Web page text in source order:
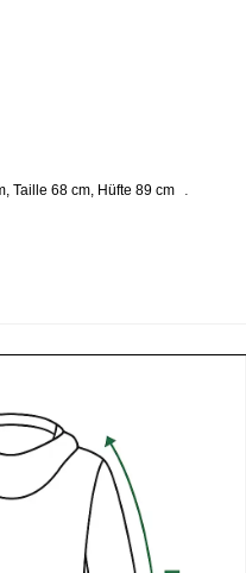
Taille 68 cm, Hüfte 89 cm .